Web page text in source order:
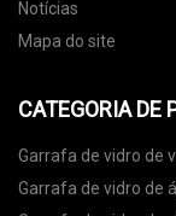
Notícias
Mapa do site
CATEGORIA DE
Garrafa de vidro de
Garrafa de vidro de